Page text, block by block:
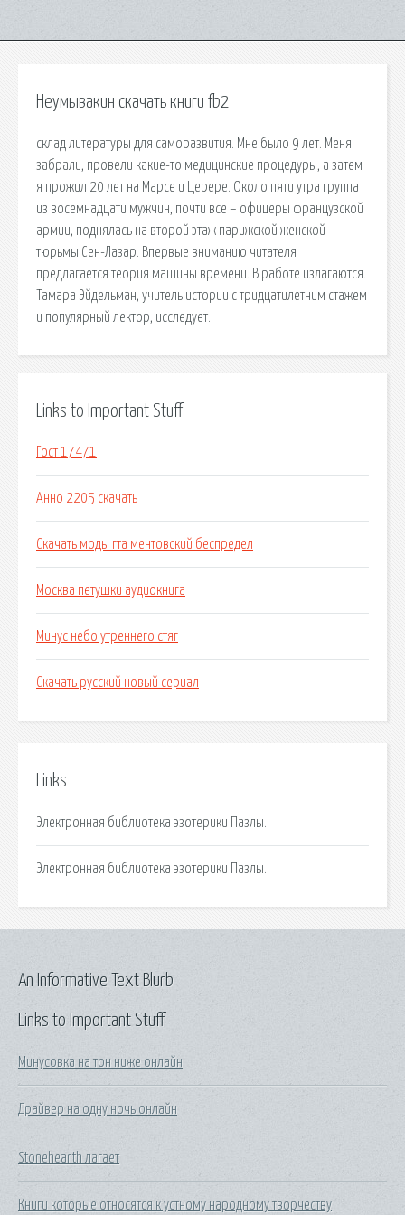
Неумывакин скачать книги fb2
склад литературы для саморазвития. Мне было 9 лет. Меня
забрали, провели какие-то медицинские процедуры, а затем
я прожил 20 лет на Марсе и Церере. Около пяти утра группа
из восемнадцати мужчин, почти все – офицеры французской
армии, поднялась на второй этаж парижской женской
тюрьмы Сен-Лазар. Впервые вниманию читателя
предлагается теория машины времени. В работе излагаются.
Тамара Эйдельман, учитель истории с тридцатилетним стажем
и популярный лектор, исследует.
Links to Important Stuff
Гост 17471
Анно 2205 скачать
Скачать моды гта ментовский беспредел
Москва петушки аудиокнига
Минус небо утреннего стяг
Скачать русский новый сериал
Links
Электронная библиотека эзотерики Пазлы.
Электронная библиотека эзотерики Пазлы.
Links to Important Stuff
Минусовка на тон ниже онлайн
Драйвер на одну ночь онлайн
Stonehearth лагает
Книги которые относятся к устному народному творчеству
An Informative Text Blurb